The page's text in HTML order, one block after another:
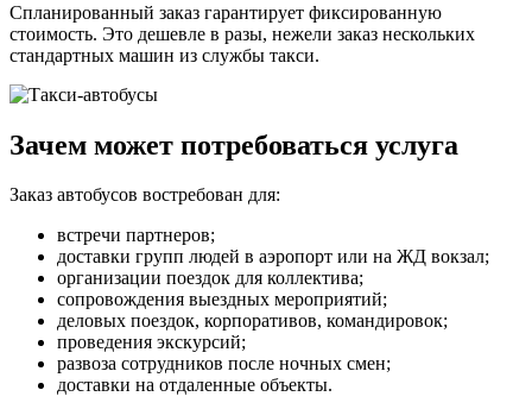
Спланированный заказ гарантирует фиксированную
стоимость. Это дешевле в разы, нежели заказ нескольких
стандартных машин из службы такси.
Зачем может потребоваться услуга
Заказ автобусов востребован для:
встречи партнеров;
доставки групп людей в аэропорт или на ЖД вокзал;
организации поездок для коллектива;
сопровождения выездных мероприятий;
деловых поездок, корпоративов, командировок;
проведения экскурсий;
развоза сотрудников после ночных смен;
доставки на отдаленные объекты.